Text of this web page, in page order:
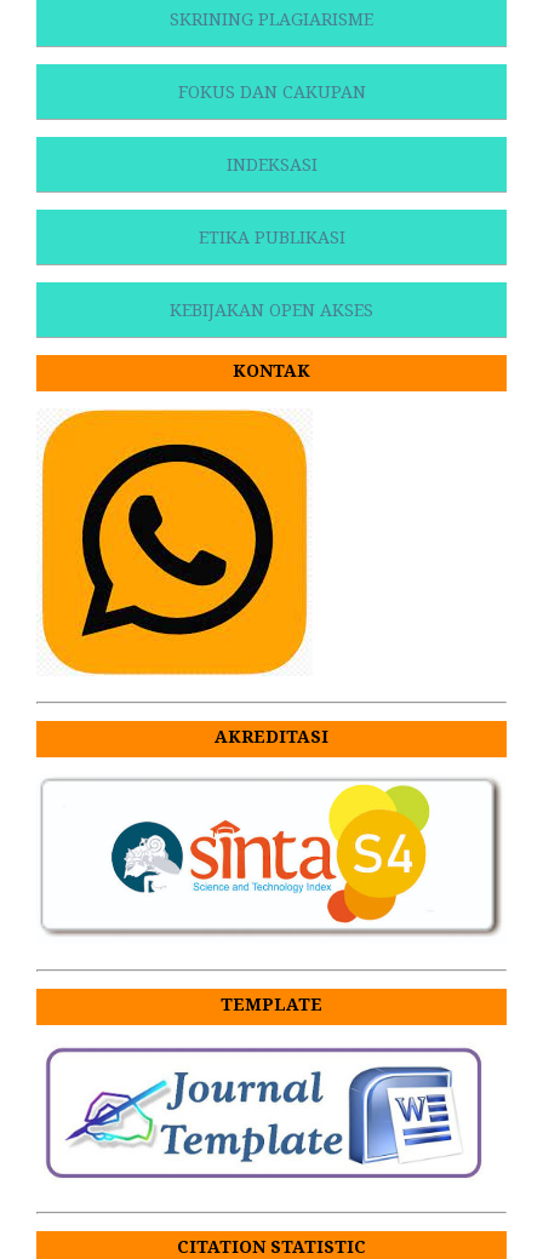
SKRINING PLAGIARISME
FOKUS DAN CAKUPAN
INDEKSASI
ETIKA PUBLIKASI
KEBIJAKAN OPEN AKSES
KONTAK
AKREDITASI
TEMPLATE
CITATION STATISTIC